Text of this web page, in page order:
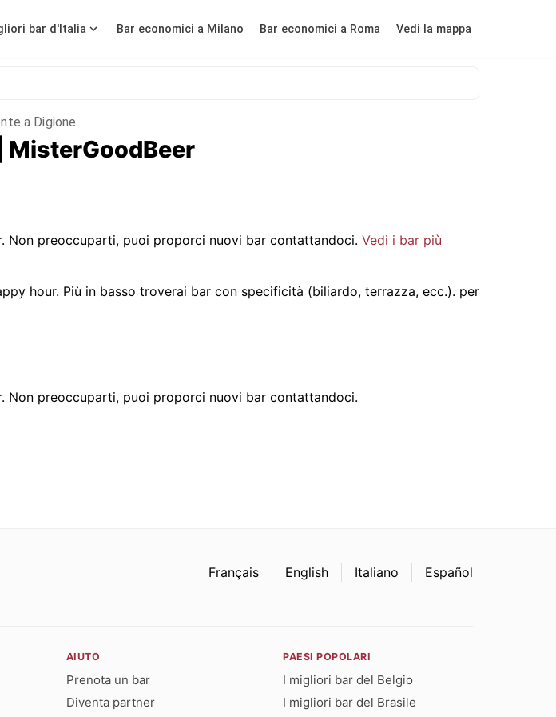
bar d'Italia Bar economici a Milano Bar economici a Roma Vedi la mappa
a Digione
MisterGoodBeer
Non preoccuparti, puoi proporci nuovi bar contattandoci. Vedi i bar più
hour. Più in basso troverai bar con specificità (biliardo, terrazza, ecc.). per
Non preoccuparti, puoi proporci nuovi bar contattandoci.
Français English Italiano Español
AIUTO
Prenota un bar
Diventa partner
PAESI POPOLARI
I migliori bar del Belgio
I migliori bar del Brasile